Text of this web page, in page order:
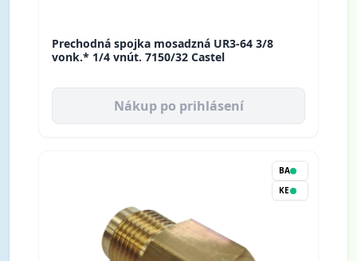
Prechodná spojka mosadzná UR3-64 3/8
vonk.* 1/4 vnút. 7150/32 Castel
Nákup po prihlásení
BA
KE